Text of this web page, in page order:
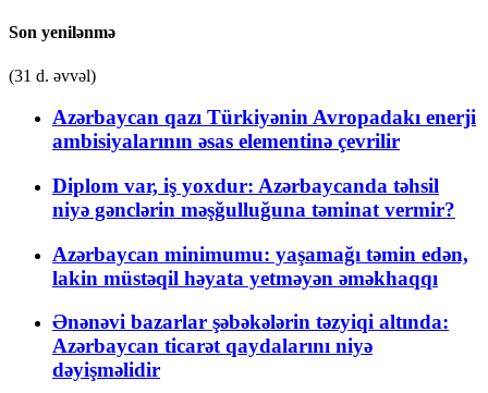
Son yenilənmə
(31 d. əvvəl)
Azərbaycan qazı Türkiyənin Avropadakı enerji
ambisiyalarının əsas elementinə çevrilir
Diplom var, iş yoxdur: Azərbaycanda təhsil
niyə gənclərin məşğulluğuna təminat vermir?
Azərbaycan minimumu: yaşamağı təmin edən,
lakin müstəqil həyata yetməyən əməkhaqqı
Ənənəvi bazarlar şəbəkələrin təzyiqi altında:
Azərbaycan ticarət qaydalarını niyə
dəyişməlidir